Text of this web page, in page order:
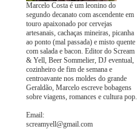
Marcelo Costa é um leonino do
segundo decanato com ascendente em
touro apaixonado por cervejas
artesanais, cachaças mineiras, picanha
ao ponto (mal passada) e misto quente
com salada e bacon. Editor do Scream
& Yell, Beer Sommelier, DJ eventual,
cozinheiro de fim de semana e
centroavante nos moldes do grande
Geraldão, Marcelo escreve bobagens
sobre viagens, romances e cultura pop.
Email:
screamyell@gmail.com